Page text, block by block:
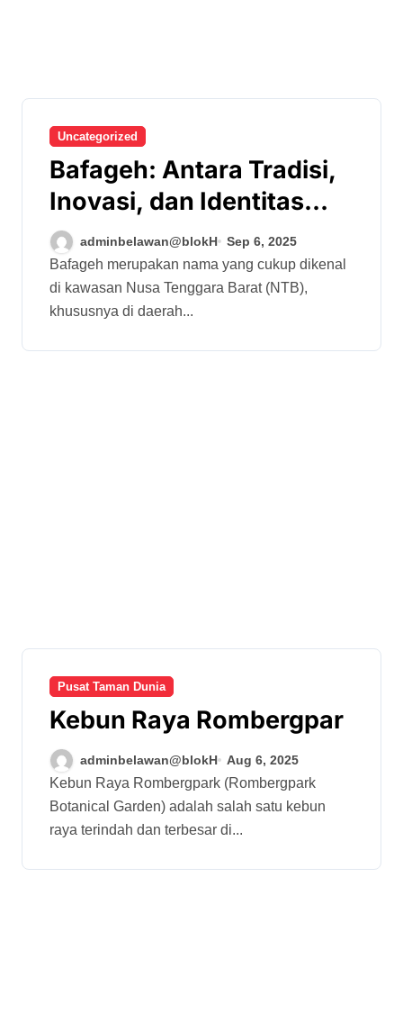
Uncategorized
Bafageh: Antara Tradisi,
Inovasi, dan Identitas
Lokaladminbelawan@blokH Sep 6, 2025
Bafageh merupakan nama yang cukup dikenal
di kawasan Nusa Tenggara Barat (NTB),
khususnya di daerah...
Pusat Taman Dunia
Kebun Raya Rombergpar
adminbelawan@blokH Aug 6, 2025
Kebun Raya Rombergpark (Rombergpark
Botanical Garden) adalah salah satu kebun
raya terindah dan terbesar di...